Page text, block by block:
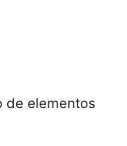
de elementos